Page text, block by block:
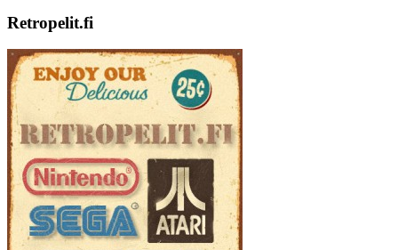
Retropelit.fi